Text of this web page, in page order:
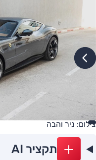
צילום: ניר והבה
תקציר AI